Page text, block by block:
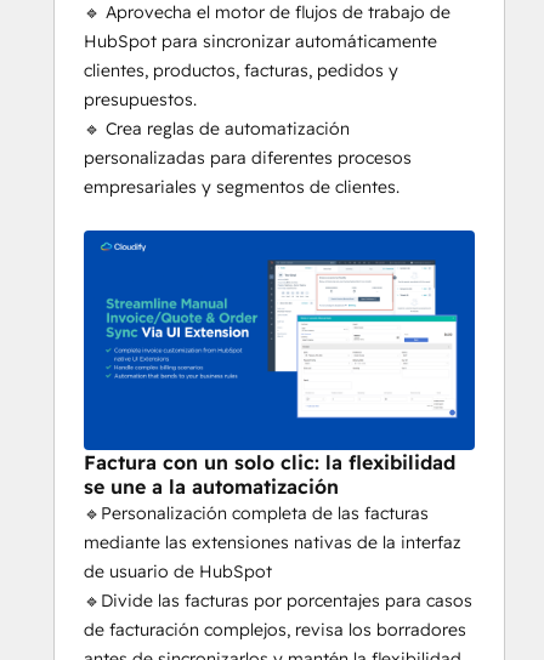
🔹 Aprovecha el motor de flujos de trabajo de
HubSpot para sincronizar automáticamente
clientes, productos, facturas, pedidos y
presupuestos.
🔹 Crea reglas de automatización
personalizadas para diferentes procesos
empresariales y segmentos de clientes.
Factura con un solo clic: la flexibilidad
se une a la automatización
🔹Personalización completa de las facturas
mediante las extensiones nativas de la interfaz
de usuario de HubSpot
🔹Divide las facturas por porcentajes para casos
de facturación complejos, revisa los borradores